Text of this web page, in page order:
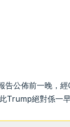
告公佈前一晚，
絕對係一